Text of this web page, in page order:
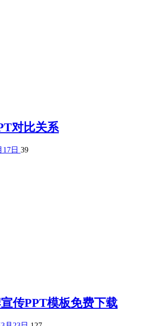
对比关系
17日 39
传PPT模板免费下载